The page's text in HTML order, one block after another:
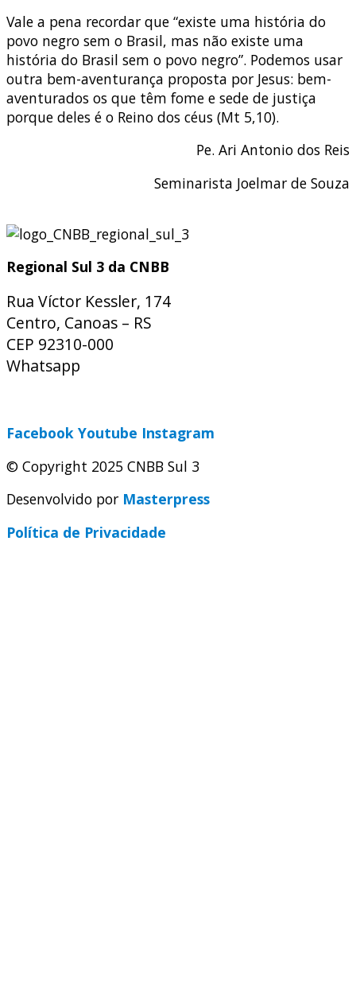
Vale a pena recordar que “existe uma história do
povo negro sem o Brasil, mas não existe uma
história do Brasil sem o povo negro”. Podemos usar
outra bem-aventurança proposta por Jesus: bem-
aventurados os que têm fome e sede de justiça
porque deles é o Reino dos céus (Mt 5,10).
Pe. Ari Antonio dos Reis
Seminarista Joelmar de Souza
Regional Sul 3 da CNBB
Rua Víctor Kessler, 174
Centro, Canoas – RS
CEP 92310-000
Whatsapp
Facebook Youtube Instagram
© Copyright 2025 CNBB Sul 3
Desenvolvido por Masterpress
Política de Privacidade